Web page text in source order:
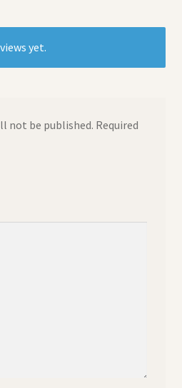
yet.
not be published. Required